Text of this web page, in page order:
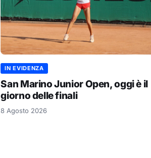
IN EVIDENZA
San Marino Junior Open, oggi è il
giorno delle finali
8 Agosto 2026